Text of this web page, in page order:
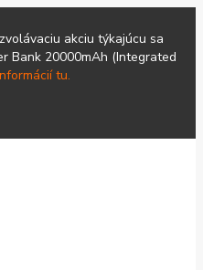
akciu týkajúcu sa
Bank 20000mAh (Integrated
tu.